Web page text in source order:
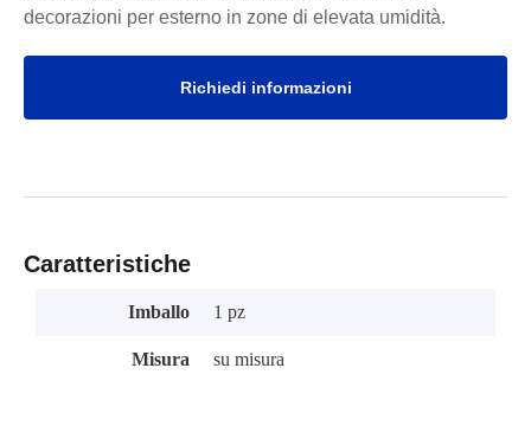
decorazioni per esterno in zone di elevata umidità.
Richiedi informazioni
Caratteristiche
Imballo 1 pz
Misura su misura